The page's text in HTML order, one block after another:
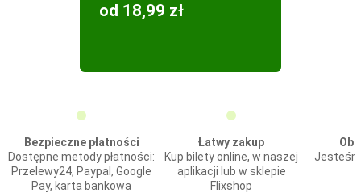
od 18,99 zł
Bezpieczne płatności
Dostępne metody płatności:
Przelewy24, Paypal, Google
Pay, karta bankowa
Łatwy zakup
Kup bilety online, w naszej
aplikacji lub w sklepie
Flixshop